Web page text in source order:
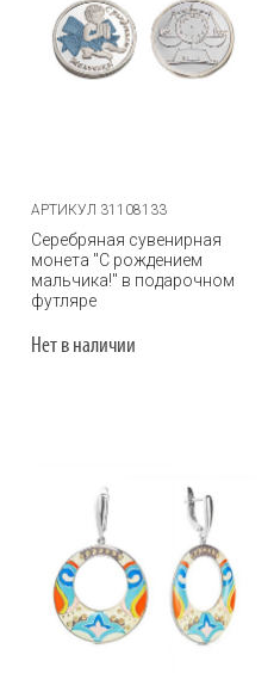
АРТИКУЛ 31108133
Серебряная сувенирная
монета "С рождением
мальчика!" в подарочном
футляре
Нет в наличии